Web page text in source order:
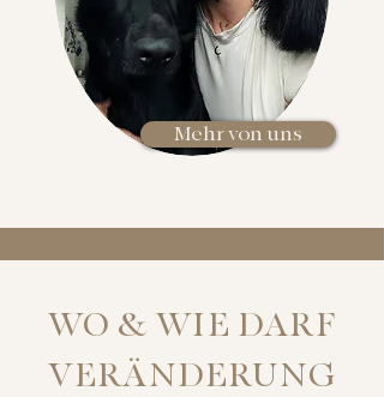
Mehr von uns
WO & WIE DARF
VERÄNDERUNG